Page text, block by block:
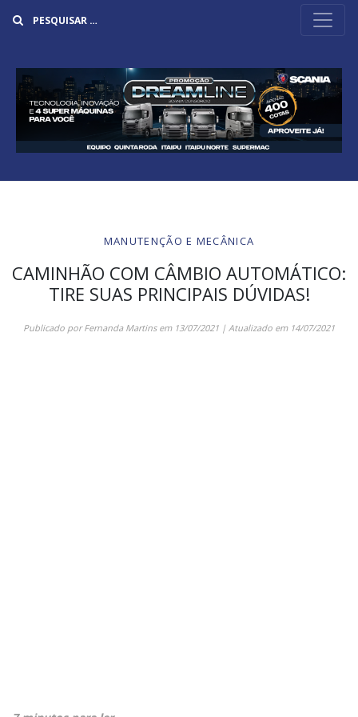
MANUTENÇÃO E MECÂNICA
CAMINHÃO COM CÂMBIO AUTOMÁTICO:
TIRE SUAS PRINCIPAIS DÚVIDAS!
Publicado porFernanda Martinsem 13/07/2021 | Atualizado em 14/07/2021